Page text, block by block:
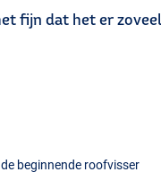
fijn dat het er zoveel
beginnende roofvisser